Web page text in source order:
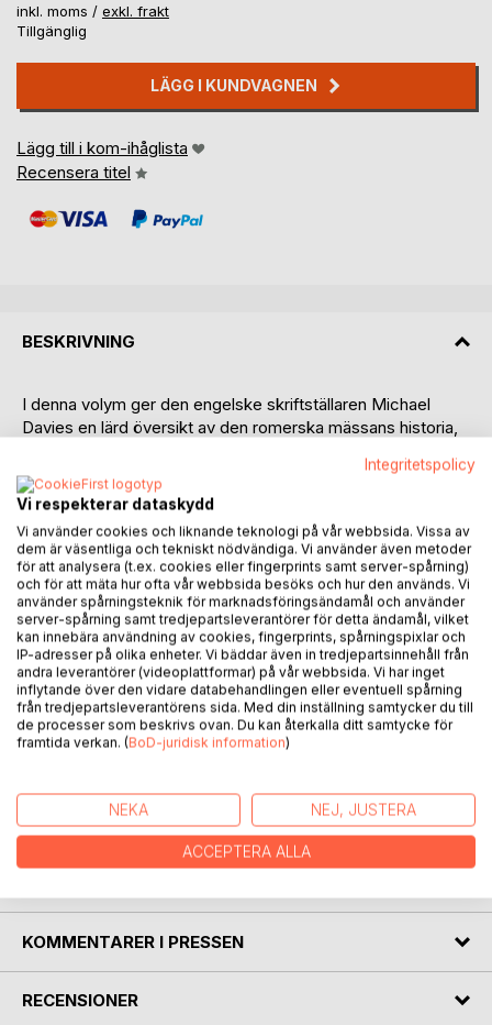
inkl. moms / exkl. frakt
Tillgänglig
LÄGG I KUNDVAGNEN
Lägg till i kom-ihåglista
Recensera titel
BESKRIVNING
I denna volym ger den engelske skriftställaren Michael
Davies en lärd översikt av den romerska mässans historia,
Mass: A Study of the Roman Liturgy”. Författaren, som
karakteriserar den tridentinska mässan som ”the most
beautiful thing this side of heaven”, visar hur denna går
tillbaka på de första kristnas mässfirande såsom det
beskrivs av bl.a. aposteln Paulus i 1 Kor. 11 och Plinius d.y. i
ett berömt brev till kejsar Trajanus. Under århundradenas
lopp har mässan firats med i stort sett samma storslagna
liturgi, vilken slutligen den 14 juli 1570 stadfästes av S:t Pius
V (1566-1572) i bullan ”Quo primum” för evärdlig tid, även
om den i huvudsak redan getts sin slutgiltiga form av påven
Gregorius den store (590-604), som i sin tur endast
bringade ordning i sedan länge etablerade traditioner.
Också den romerska ritens förhållande till diverse andra
gjorts efter ”Quo primum” fram till 1960-talets
liturgirevolution.
KOMMENTARER I PRESSEN
RECENSIONER
Integritetspolicy
Vi respekterar dataskydd
Vi använder cookies och liknande teknologi på vår webbsida. Vissa av
dem är väsentliga och tekniskt nödvändiga. Vi använder även metoder
för att analysera (t.ex. cookies eller fingerprints samt server-spårning)
och för att mäta hur ofta vår webbsida besöks och hur den används. Vi
använder spårningsteknik för marknadsföringsändamål och använder
server-spårning samt tredjepartsleverantörer för detta ändamål, vilket
kan innebära användning av cookies, fingerprints, spårningspixlar och
IP-adresser på olika enheter. Vi bäddar även in tredjepartsinnehåll från
andra leverantörer (videoplattformar) på vår webbsida. Vi har inget
inflytande över den vidare databehandlingen eller eventuell spårning
från tredjepartsleverantörens sida. Med din inställning samtycker du till
de processer som beskrivs ovan. Du kan återkalla ditt samtycke för
framtida verkan. (BoD-juridisk information)
NEKA NEJ, JUSTERA
ACCEPTERA ALLA